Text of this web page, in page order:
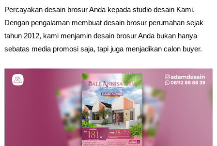
Percayakan desain brosur Anda kepada studio desain Kami.
Dengan pengalaman membuat desain brosur perumahan sejak
tahun 2012, kami menjamin desain brosur Anda bukan hanya
sebatas media promosi saja, tapi juga menjadikan calon buyer.